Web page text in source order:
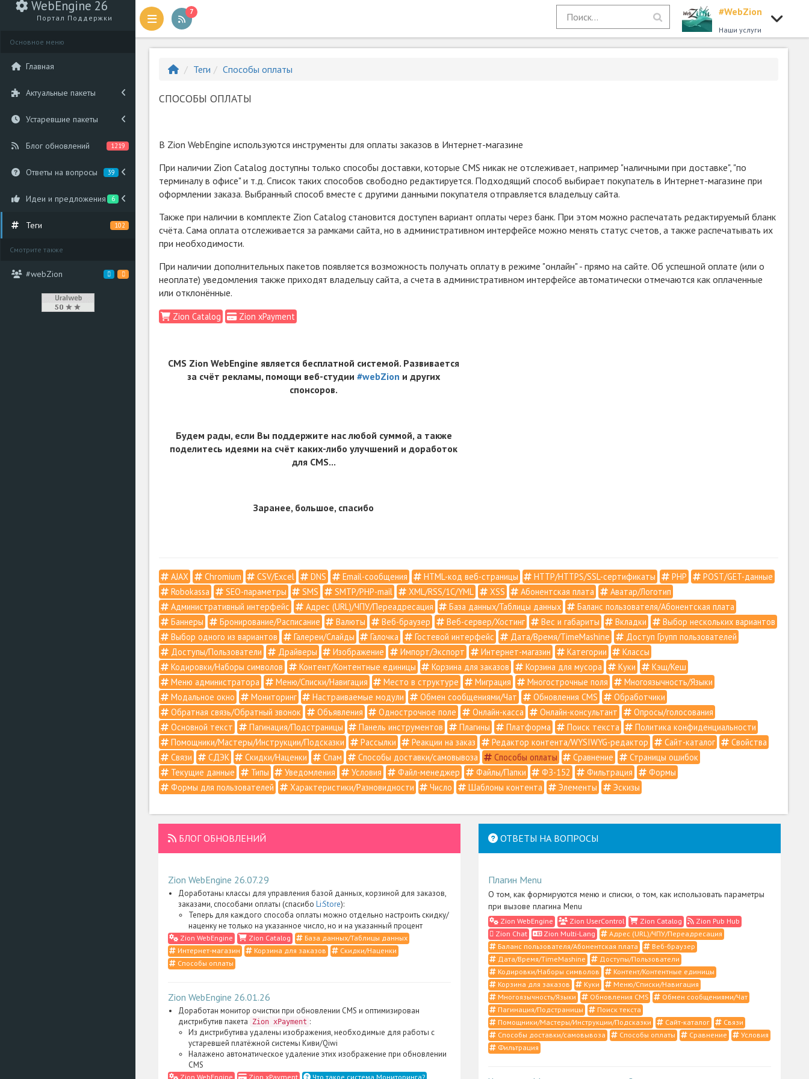
WebEngine 26
Портал Поддержки
Основное меню
Главная
Актуальные пакеты
Устаревшие пакеты
Блог обновлений 1219
Ответы на вопросы 39
Идеи и предложения 6
Теги 102
Смотрите также
#webZion
7 #WebZion
Наши услуги
Теги Способы оплаты
СПОСОБЫ ОПЛАТЫ
В Zion WebEngine используются инструменты для оплаты заказов в Интернет-магазине
При наличии Zion Catalog доступны только способы доставки, которые CMS никак не отслеживает, например "наличными при доставке", "по
терминалу в офисе" и т.д. Список таких способов свободно редактируется. Подходящий способ выбирает покупатель в Интернет-магазине при
оформлении заказа. Выбранный способ вместе с другими данными покупателя отправляется владельцу сайта.
Также при наличии в комплекте Zion Catalog становится доступен вариант оплаты через банк. При этом можно распечатать редактируемый бланк
счёта. Сама оплата отслеживается за рамками сайта, но в административном интерфейсе можно менять статус счетов, а также распечатывать их
при необходимости.
При наличии дополнительных пакетов появляется возможность получать оплату в режиме "онлайн" - прямо на сайте. Об успешной оплате (или о
неоплате) уведомления также приходят владельцу сайта, а счета в административном интерфейсе автоматически отмечаются как оплаченные
или отклонённые.
Zion Catalog Zion xPayment
CMS Zion WebEngine является бесплатной системой. Развивается
за счёт рекламы, помощи веб-студии #webZion и других
спонсоров.
Будем рады, если Вы поддержите нас любой суммой, а также
поделитесь идеями на счёт каких-либо улучшений и доработок
для CMS...
Заранее, большое, спасибо
AJAX Chromium CSV/Excel DNS Email-сообщения HTML-код веб-страницы HTTP/HTTPS/SSL-сертификаты PHP
POST/GET-данные
Robokassa
SEO-параметры SMS SMTP/PHP-mail XML/RSS/1С/YML XSS Абонентская плата
Аватар/Логотип
Административный интерфейс
Адрес (URL)/ЧПУ/Переадресация База данных/Таблицы данных
Баланс пользователя/Абонентская плата
Баннеры
Бронирование/Расписание Валюты Веб-браузер Веб-сервер/Хостинг Вес и габариты Вкладки
Выбор нескольких вариантов
Выбор одного из вариантов
Галереи/Слайды Галочка Гостевой интерфейс Дата/Время/TimeMashine
Доступ Групп пользователей
Доступы/Пользователи
Драйверы Изображение Импорт/Экспорт Интернет-магазин Категории
Классы
Кодировки/Наборы символов
Контент/Контентные единицы Корзина для заказов Корзина для мусора Куки
Кэш/Кеш
Меню администратора
Меню/Списки/Навигация Место в структуре Миграция Многострочные поля
Многоязычность/Языки
Модальное окно
Мониторинг Настраиваемые модули Обмен сообщениями/Чат Обновления CMS
Обработчики
Обратная связь/Обратный звонок
Объявления Однострочное поле Онлайн-касса Онлайн-консультант
Опросы/голосования
Основной текст
Пагинация/Подстраницы Панель инструментов Плагины Платформа Поиск текста
Политика конфиденциальности
Помощники/Мастеры/Инструкции/Подсказки
Рассылки Реакции на заказ Редактор контента/WYSIWYG-редактор Сайт-каталог
Свойства
Связи
СДЭК Скидки/Наценки Спам Способы доставки/самовывоза Способы оплаты Сравнение
Страницы ошибок
Текущие данные
Типы Уведомления Условия Файл-менеджер Файлы/Папки ФЗ-152 Фильтрация
Формы
Формы для пользователей
Характеристики/Разновидности Число Шаблоны контента Элементы Эскизы
БЛОГ ОБНОВЛЕНИЙ
Zion WebEngine 26.07.29
Доработаны классы для управления базой данных, корзиной для заказов,
заказами, способами оплаты (спасибо Li:Store):
Теперь для каждого способа оплаты можно отдельно настроить скидку/
наценку не только на указанное число, но и на указанный процент
Zion WebEngine Zion Catalog
База данных/Таблицы данных
Интернет-магазин
Корзина для заказов
Скидки/Наценки
Способы оплаты
Zion WebEngine 26.01.26
Доработан монитор очистки при обновлении CMS и оптимизирован
дистрибутив пакета
Zion xPayment :
Из дистрибутива удалены изображения, необходимые для работы с
устаревшей платёжной системы Киви/Qiwi
Налажено автоматическое удаление этих изображение при обновлении
CMS
Zion WebEngine Zion xPayment Что такое система Мониторинга?
ОТВЕТЫ НА ВОПРОСЫ
Плагин Menu
О том, как формируются меню и списки, о том, как использовать параметры
при вызове плагина Menu
Zion WebEngine Zion UserControl Zion Catalog
Zion Pub Hub
Zion Chat
Zion Multi-Lang
Адрес (URL)/ЧПУ/Переадресация
Баланс пользователя/Абонентская плата
Веб-браузер
Дата/Время/TimeMashine
Доступы/Пользователи
Кодировки/Наборы символов
Контент/Контентные единицы
Корзина для заказов
Куки
Меню/Списки/Навигация
Многоязычность/Языки
Обновления CMS
Обмен сообщениями/Чат
Пагинация/Подстраницы
Поиск текста
Помощники/Мастеры/Инструкции/Подсказки
Сайт-каталог
Связи
Способы доставки/самовывоза
Способы оплаты Сравнение
Условия
Фильтрация